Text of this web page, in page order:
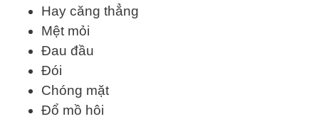
Hay căng thẳng
Mệt mỏi
Đau đầu
Đói
Chóng mặt
Đổ mồ hôi